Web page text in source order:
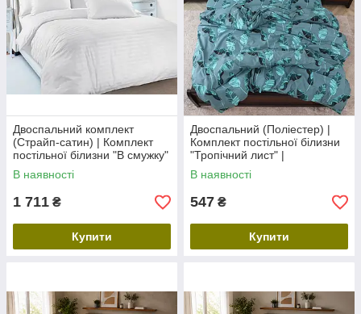
Двоспальний комплект
(Страйп-сатин) | Комплект
постільної білизни "В смужку"
| Простирадло 200х220 см
В наявності
1 711 ₴
Купити
Двоспальний (Поліестер) |
Комплект постільної білизни
"Тропічний лист" |
Простирадло 180х220 см
В наявності
547 ₴
Купити